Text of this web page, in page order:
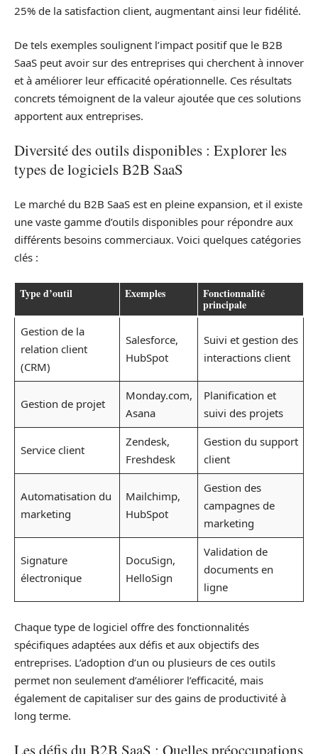
25% de la satisfaction client, augmentant ainsi leur fidélité.
De tels exemples soulignent l’impact positif que le B2B
SaaS peut avoir sur des entreprises qui cherchent à innover
et à améliorer leur efficacité opérationnelle. Ces résultats
concrets témoignent de la valeur ajoutée que ces solutions
apportent aux entreprises.
Diversité des outils disponibles : Explorer les
types de logiciels B2B SaaS
Le marché du B2B SaaS est en pleine expansion, et il existe
une vaste gamme d’outils disponibles pour répondre aux
différents besoins commerciaux. Voici quelques catégories
clés :
Type d’outil Exemples Fonctionnalité
principale
Gestion de la
relation client
(CRM)
Salesforce,
HubSpot
Suivi et gestion des
interactions client
Gestion de projet
Monday.com,
Asana
Planification et
suivi des projets
Service client
Zendesk,
Freshdesk
Gestion du support
client
Automatisation du
marketing
Mailchimp,
HubSpot
Gestion des
campagnes de
marketing
Signature
électronique
DocuSign,
HelloSign
Validation de
documents en
ligne
Chaque type de logiciel offre des fonctionnalités
spécifiques adaptées aux défis et aux objectifs des
entreprises. L’adoption d’un ou plusieurs de ces outils
permet non seulement d’améliorer l’efficacité, mais
également de capitaliser sur des gains de productivité à
long terme.
Les défis du B2B SaaS : Quelles préoccupations